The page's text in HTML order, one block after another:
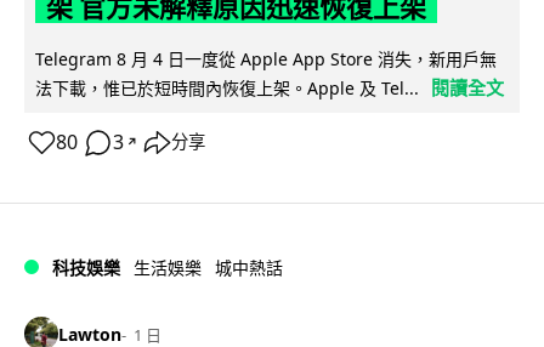
架 官方未解釋原因迅速恢復上架
Telegram 8 月 4 日一度從 Apple App Store 消失，新用戶無
法下載，惟已於短時間內恢復上架。Apple 及 Tel...
閱讀全文
80 3 ↗ 分享
科技娛樂 生活娛樂 城中熱話
Lawton 1 日